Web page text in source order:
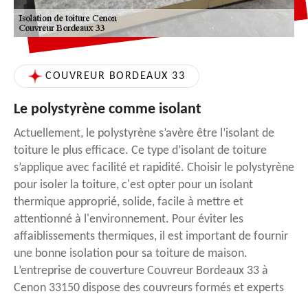
COUVREUR BORDEAUX 33
Le polystyrène comme isolant
Actuellement, le polystyrène s’avère être l’isolant de
toiture le plus efficace. Ce type d’isolant de toiture
s’applique avec facilité et rapidité. Choisir le polystyrène
pour isoler la toiture, c'est opter pour un isolant
thermique approprié, solide, facile à mettre et
attentionné à l'environnement. Pour éviter les
affaiblissements thermiques, il est important de fournir
une bonne isolation pour sa toiture de maison.
L’entreprise de couverture Couvreur Bordeaux 33 à
Cenon 33150 dispose des couvreurs formés et experts